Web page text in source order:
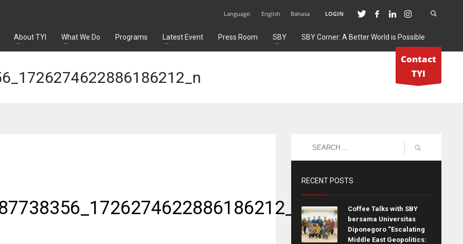
Language: English Bahasa LOGIN
About TYI What We Do Programs Latest Event Press Room SBY SBY Corner: A Better World is Possible
Contact
TYI
RECENT POSTS
Coffee Talks with SBY
bersama Universitas
Diponegoro “Escalating
Middle East Geopolitics: